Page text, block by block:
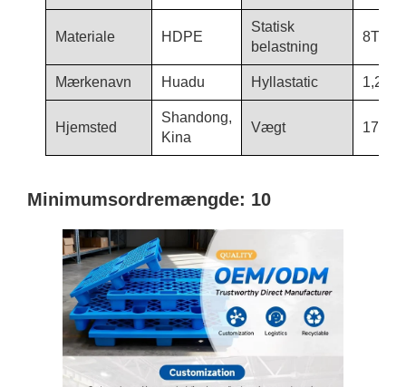
Materiale HDPE
Statisk
belastning
8T
Mærkenavn Huadu Hyllastatic 1,2T
Hjemsted
Shandong,
Kina
Vægt 17,5
Minimumsordremængde: 10